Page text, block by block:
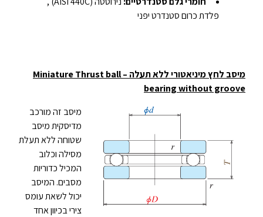
פלדת כרום סטנדרט יפני
מיסב לחץ מיניאטורי ללא תעלה –Miniature Thrust ball
bearing without groove
מיסב זה מורכב
מדיסקית מיסב
שטוחה ללא תעלת
מסילה וכלוב
המכיל כדוריות
מסבים. המיסב
יכול לשאת עומס
צירי בכיוון אחד